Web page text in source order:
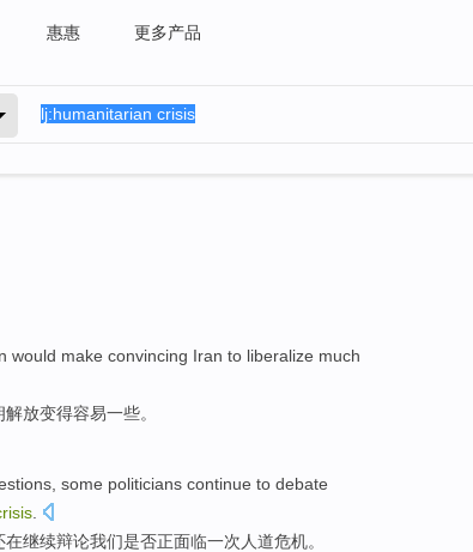
惠惠 更多产品
would make convincing Iran to liberalize much
解放变得容易一些。
some politicians continue to debate
在继续辩论我们是否正面临一次 人道危机。